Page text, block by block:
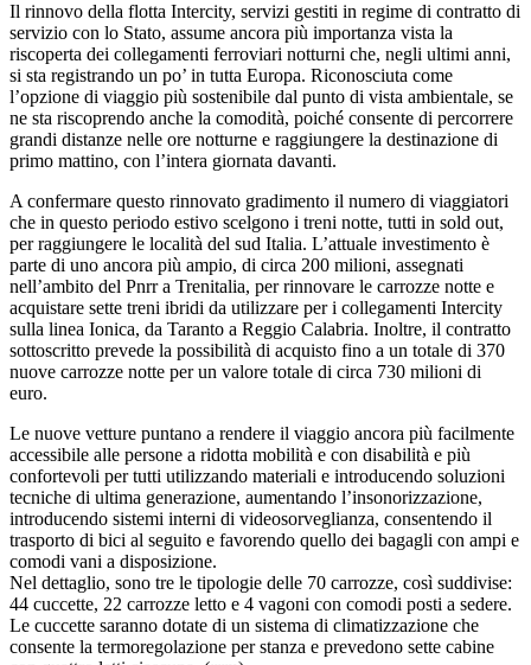
Il rinnovo della flotta Intercity, servizi gestiti in regime di contratto di
servizio con lo Stato, assume ancora più importanza vista la
riscoperta dei collegamenti ferroviari notturni che, negli ultimi anni,
si sta registrando un po’ in tutta Europa. Riconosciuta come
l’opzione di viaggio più sostenibile dal punto di vista ambientale, se
ne sta riscoprendo anche la comodità, poiché consente di percorrere
grandi distanze nelle ore notturne e raggiungere la destinazione di
primo mattino, con l’intera giornata davanti.
A confermare questo rinnovato gradimento il numero di viaggiatori
che in questo periodo estivo scelgono i treni notte, tutti in sold out,
per raggiungere le località del sud Italia. L’attuale investimento è
parte di uno ancora più ampio, di circa 200 milioni, assegnati
nell’ambito del Pnrr a Trenitalia, per rinnovare le carrozze notte e
acquistare sette treni ibridi da utilizzare per i collegamenti Intercity
sulla linea Ionica, da Taranto a Reggio Calabria. Inoltre, il contratto
sottoscritto prevede la possibilità di acquisto fino a un totale di 370
nuove carrozze notte per un valore totale di circa 730 milioni di
euro.
Le nuove vetture puntano a rendere il viaggio ancora più facilmente
accessibile alle persone a ridotta mobilità e con disabilità e più
confortevoli per tutti utilizzando materiali e introducendo soluzioni
tecniche di ultima generazione, aumentando l’insonorizzazione,
introducendo sistemi interni di videosorveglianza, consentendo il
trasporto di bici al seguito e favorendo quello dei bagagli con ampi e
comodi vani a disposizione.
Nel dettaglio, sono tre le tipologie delle 70 carrozze, così suddivise:
44 cuccette, 22 carrozze letto e 4 vagoni con comodi posti a sedere.
Le cuccette saranno dotate di un sistema di climatizzazione che
consente la termoregolazione per stanza e prevedono sette cabine